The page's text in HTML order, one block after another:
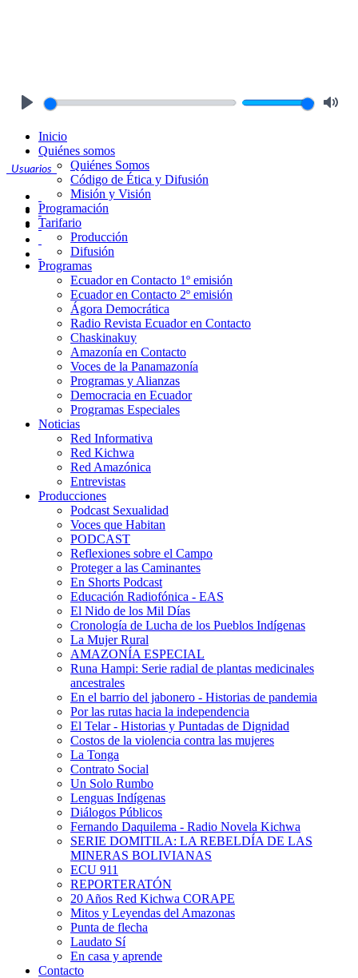
Usuarios
Inicio
Quiénes somos
Quiénes Somos
Código de Ética y Difusión
Misión y Visión
Programación
Tarifario
Producción
Difusión
Programas
Ecuador en Contacto 1º emisión
Ecuador en Contacto 2º emisión
Ágora Democrática
Radio Revista Ecuador en Contacto
Chaskinakuy
Amazonía en Contacto
Voces de la Panamazonía
Programas y Alianzas
Democracia en Ecuador
Programas Especiales
Noticias
Red Informativa
Red Kichwa
Red Amazónica
Entrevistas
Producciones
Podcast Sexualidad
Voces que Habitan
PODCAST
Reflexiones sobre el Campo
Proteger a las Caminantes
En Shorts Podcast
Educación Radiofónica - EAS
El Nido de los Mil Días
Cronología de Lucha de los Pueblos Indígenas
La Mujer Rural
AMAZONÍA ESPECIAL
Runa Hampi: Serie radial de plantas medicinales
ancestrales
En el barrio del jabonero - Historias de pandemia
Por las rutas hacia la independencia
El Telar - Historias y Puntadas de Dignidad
Costos de la violencia contra las mujeres
La Tonga
Contrato Social
Un Solo Rumbo
Lenguas Indígenas
Diálogos Públicos
Fernando Daquilema - Radio Novela Kichwa
SERIE DOMITILA: LA REBELDÍA DE LAS
MINERAS BOLIVIANAS
ECU 911
REPORTERATÓN
20 Años Red Kichwa CORAPE
Mitos y Leyendas del Amazonas
Punta de flecha
Laudato Sí
En casa y aprende
Contacto